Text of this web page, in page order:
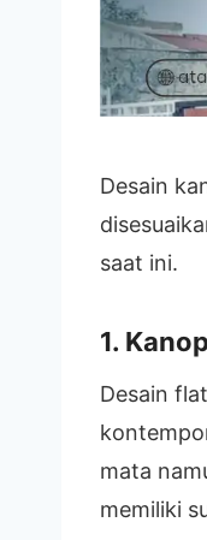
Desain
saat ini.
1.
Desain
mata
memiliki